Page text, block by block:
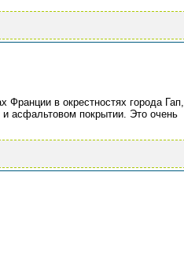
в окрестностях города Гап,
и асфальтовом покрытии. Это очень